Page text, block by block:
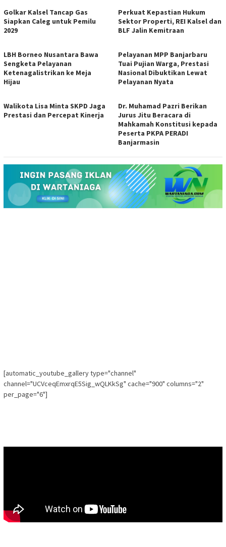
Golkar Kalsel Tancap Gas
Siapkan Caleg untuk Pemilu
2029
Perkuat Kepastian Hukum
Sektor Properti, REI Kalsel dan
BLF Jalin Kemitraan
LBH Borneo Nusantara Bawa
Sengketa Pelayanan
Ketenagalistrikan ke Meja
Hijau
Pelayanan MPP Banjarbaru
Tuai Pujian Warga, Prestasi
Nasional Dibuktikan Lewat
Pelayanan Nyata
Walikota Lisa Minta SKPD Jaga
Prestasi dan Percepat Kinerja
Dr. Muhamad Pazri Berikan
Jurus Jitu Beracara di
Mahkamah Konstitusi kepada
Peserta PKPA PERADI
Banjarmasin
[automatic_youtube_gallery type="channel"
channel="UCVceqEmxrqE5Sig_wQLKkSg" cache="900" columns="2"
per_page="6"]